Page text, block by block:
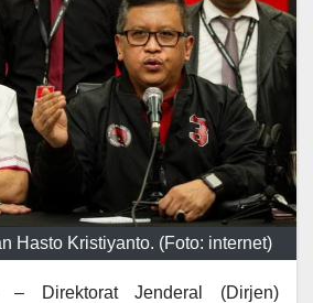
Hasto Kristiyanto. (Foto: internet)
– Direktorat Jenderal (Dirjen)